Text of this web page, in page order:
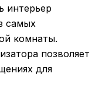
интерьер
самых
комнаты.
позволяет
для